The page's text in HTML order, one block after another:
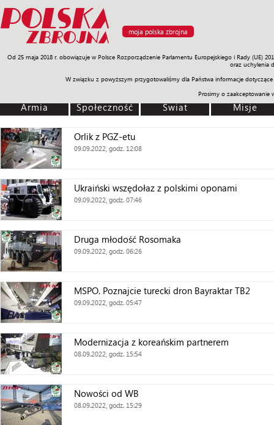
moja polska zbrojna
Od 25 maja 2018 r. obowiązuje w Polsce Rozporządzenie Parlamentu Europejskiego i Rady
oraz uchylenia
W związku z powyższym przygotowaliśmy dla Państwa informacje
Prosimy o
Armia Poligon Sprzęt Misje Polityka Prawo Świat
Armia Społeczność Świat Misje
Orlik z PGZ-etu
09.09.2022, godz. 12:08
Ukraiński wszędołaz z polskimi oponami
09.09.2022, godz. 07:46
Druga młodość Rosomaka
09.09.2022, godz. 06:26
MSPO. Poznajcie turecki dron Bayraktar TB2
09.09.2022, godz. 05:47
Modernizacja z koreańskim partnerem
08.09.2022, godz. 15:54
Nowości od WB
08.09.2022, godz. 15:29